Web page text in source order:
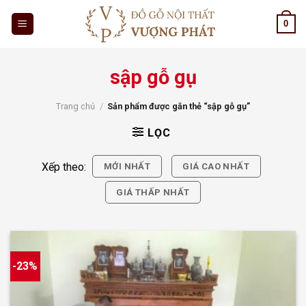
0
sập gỗ gụ
Trang chủ / Sản phẩm được gắn thẻ “sập gỗ gụ”
LỌC
Xếp theo: MỚI NHẤT GIÁ CAO NHẤT
GIÁ THẤP NHẤT
-23%